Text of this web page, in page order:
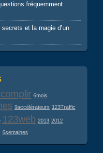
fréquemment
et la magie d’un
6mois
9accélérateurs 123Traffic
123web 2013 2012
6semaines